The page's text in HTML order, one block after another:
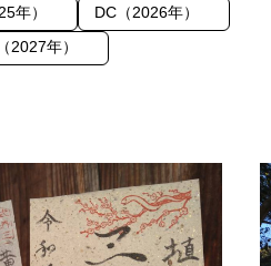
年） DC（2026年）
2027年）